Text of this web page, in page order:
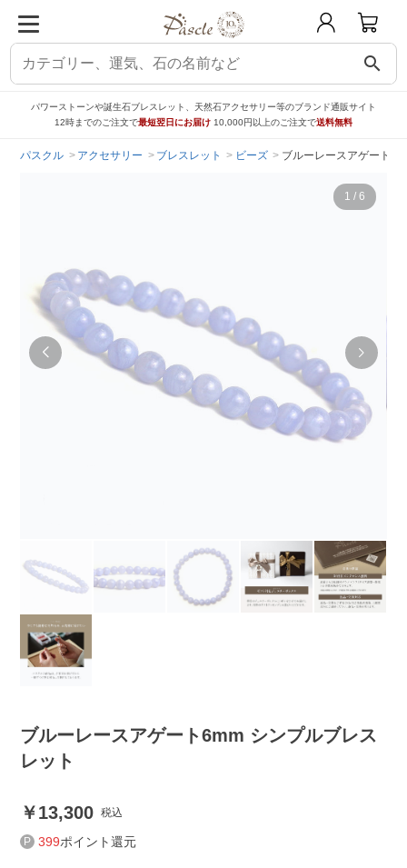
search
パワーストーンや誕生石ブレスレット、天然石アクセサリー等のブランド通販サイト
12時までのご注文で最短翌日にお届け 10,000円以上のご注文で送料無料
パスクル アクセサリー ブレスレット ビーズ ブルーレースアゲート
1 / 6
ブルーレースアゲート6mm シンプルブレス
レット
13,300 税込
399ポイント還元